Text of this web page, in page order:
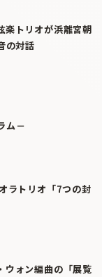
楽トリオが浜離宮朝
の対話
ム－
ラトリオ「7つの封
ウォン編曲の「展覧